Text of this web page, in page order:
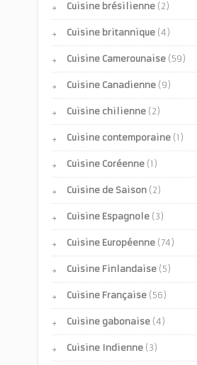
Cuisine brésilienne (2)
Cuisine britannique (4)
Cuisine Camerounaise (59)
Cuisine Canadienne (9)
Cuisine chilienne (2)
Cuisine contemporaine (1)
Cuisine Coréenne (1)
Cuisine de Saison (2)
Cuisine Espagnole (3)
Cuisine Européenne (74)
Cuisine Finlandaise (5)
Cuisine Française (56)
Cuisine gabonaise (4)
Cuisine Indienne (3)